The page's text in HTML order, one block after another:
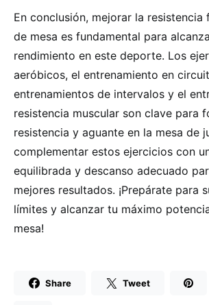
En conclusión, mejorar la resistencia
de mesa es fundamental para
rendimiento en este deporte. Los
aeróbicos, el entrenamiento en
entrenamientos de intervalos y el
resistencia muscular son clave para
resistencia y aguante en la mesa de
complementar estos ejercicios con
equilibrada y descanso adecuado
mejores resultados. ¡Prepárate para
límites y alcanzar tu máximo
mesa!
Share Tweet